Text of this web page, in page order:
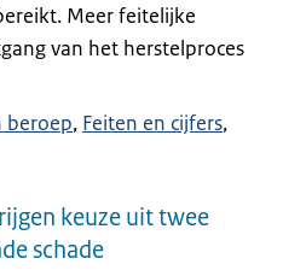
Meer feitelijke
van het herstelproces
beroep Feiten en cijfers
keuze uit twee
schade